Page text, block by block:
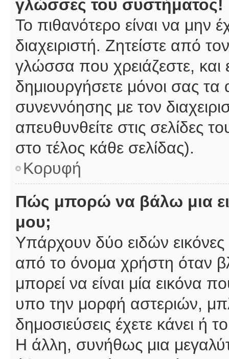
γλώσσες του συστήματος!
Το πιθανότερο είναι να μην
διαχειριστή. Ζητείστε από
γλώσσα που χρειάζεστε, και
δημιουργήσετε μόνοι σας
συνεννόησης με τον
απευθυνθείτε στις
στο τέλος κάθε σελίδας).
Κορυφή
Πώς μπορώ να βάλω μια
μου;
Υπάρχουν δύο ειδών
από το όνομα χρήστη όταν
μπορεί να είναι μία εικόνα
υπο την μορφή αστεριών,
δημοσιεύσεις έχετε κάνει
Η άλλη, συνήθως μια